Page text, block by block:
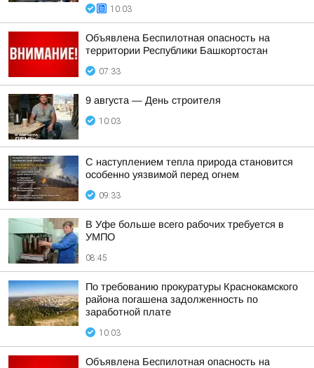
10:03
Объявлена Беспилотная опасность на
территории Республики Башкортостан
07:33
9 августа — День строителя
10:03
С наступлением тепла природа становится
особенно уязвимой перед огнем
09:33
В Уфе больше всего рабочих требуется в
УМПО
08:45
По требованию прокуратуры Краснокамского
района погашена задолженность по
заработной плате
10:03
Объявлена Беспилотная опасность на